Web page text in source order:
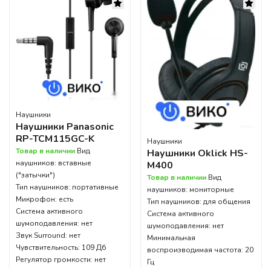
Наушники
Наушники Panasonic
RP-TCM115GC-K
Товар в наличии Вид
наушников: вставные
("затычки")
Тип наушников: портативные
Микрофон: есть
Система активного
шумоподавления: нет
Звук Surround: нет
Чувствительность: 109 Дб
Регулятор громкости: нет
Наушники
Наушники Oklick HS-
M400
Товар в наличии Вид
наушников: мониторные
Тип наушников: для общения
Система активного
шумоподавления: нет
Минимальная
воспроизводимая частота: 20
Гц